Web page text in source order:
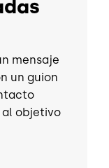
mensaje
un guion
objetivo